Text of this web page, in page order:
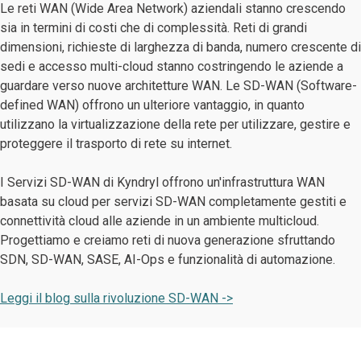
Le reti WAN (Wide Area Network) aziendali stanno crescendo
sia in termini di costi che di complessità. Reti di grandi
dimensioni, richieste di larghezza di banda, numero crescente di
sedi e accesso multi-cloud stanno costringendo le aziende a
guardare verso nuove architetture WAN. Le SD-WAN (Software-
defined WAN) offrono un ulteriore vantaggio, in quanto
utilizzano la virtualizzazione della rete per utilizzare, gestire e
proteggere il trasporto di rete su internet.
I Servizi SD-WAN di Kyndryl offrono un'infrastruttura WAN
basata su cloud per servizi SD-WAN completamente gestiti e
connettività cloud alle aziende in un ambiente multicloud.
Progettiamo e creiamo reti di nuova generazione sfruttando
SDN, SD-WAN, SASE, AI-Ops e funzionalità di automazione.
Leggi il blog sulla rivoluzione SD-WAN ->